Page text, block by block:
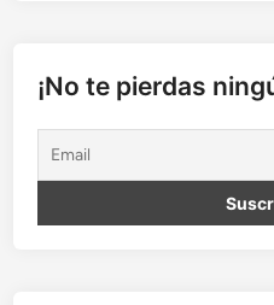
c
o
g
e
r
¡No te pierdas